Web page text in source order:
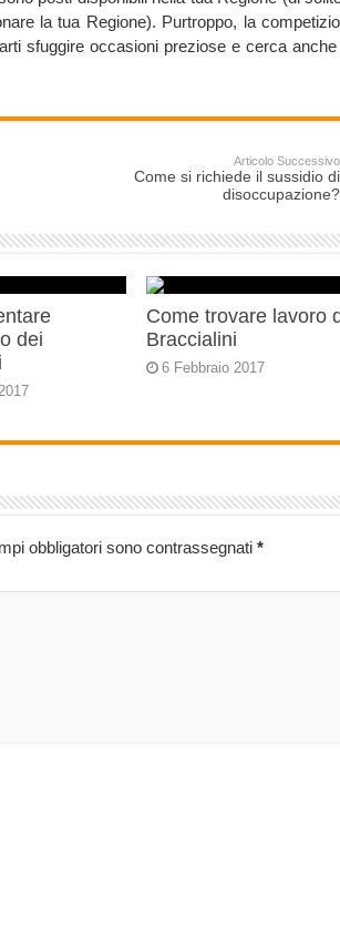
la tua Regione). Purtroppo, la
sfuggire occasioni preziose e cerca anche
Articolo Successivo
Come si richiede il sussidio di
disoccupazione?
dei
Come trovare lavoro
Braccialini
6 Febbraio 2017
obbligatori sono contrassegnati *